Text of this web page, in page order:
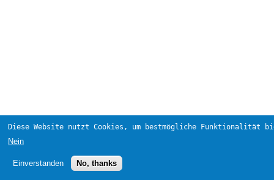
Diese Website nutzt Cookies, um bestmögliche Funktionalität
Nein
Einverstanden No, thanks